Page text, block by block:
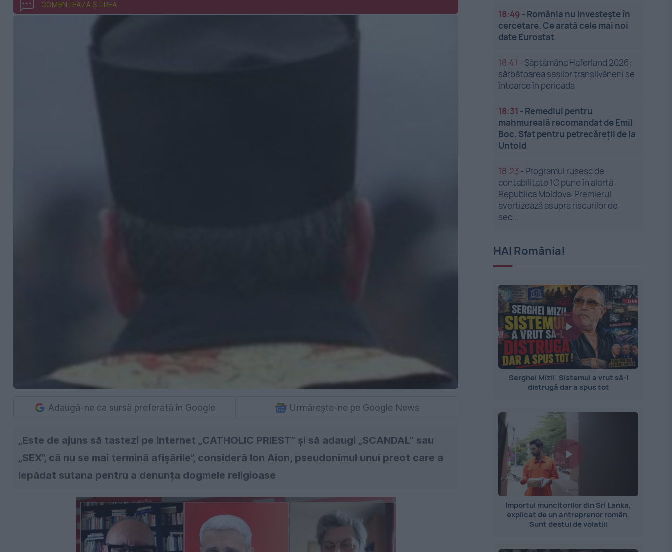
COMENTEAZĂ ȘTIREA
Adaugă-ne ca sursă preferată în Google Urmărește-ne pe Google News
„Este de ajuns să tastezi pe internet „CATHOLIC PRIEST” și să adaugi „SCANDAL” sau
„SEX”, că nu se mai termină afișările”, consideră Ion Aion, pseudonimul unui preot care a
lepădat sutana pentru a denunța dogmele religioase
18:49 - România nu investește în
cercetare. Ce arată cele mai noi
date Eurostat
18:41 - Săptămâna Haferland 2026:
sărbătoarea sașilor transilvăneni se
întoarce în perioada
18:31 - Remediul pentru
mahmureală recomandat de Emil
Boc. Sfat pentru petrecăreții de la
Untold
18:23 - Programul rusesc de
contabilitate 1C pune în alertă
Republica Moldova. Premierul
avertizează asupra riscurilor de
sec...
HAI România!
Serghei Mizil. Sistemul a vrut să-l
distrugă dar a spus tot
Importul muncitorilor din Sri Lanka,
explicat de un antreprenor român.
Sunt destul de volatili